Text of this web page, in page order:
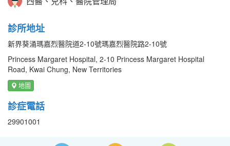
診所地址
新界葵涌瑪嘉烈醫院道2-10號瑪嘉烈醫院路2-10號
Princess Margaret Hospital, 2-10 Princess Margaret Hospital
Road, Kwai Chung, New Territories
地圖
診症電話
29901001